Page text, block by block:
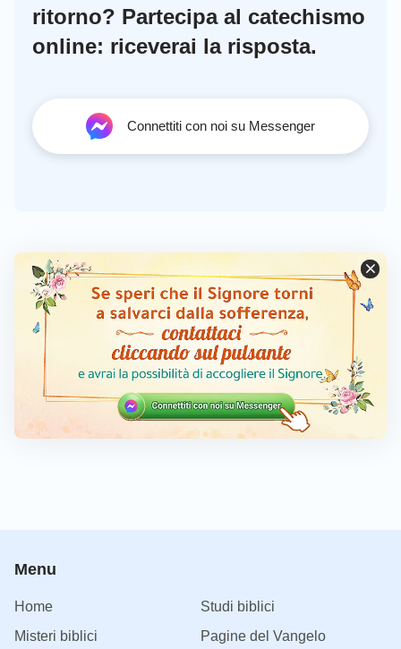
ritorno? Partecipa al catechismo
online: riceverai la risposta.
Connettiti con noi su Messenger
Menu
Home
Studi biblici
Misteri biblici
Pagine del Vangelo